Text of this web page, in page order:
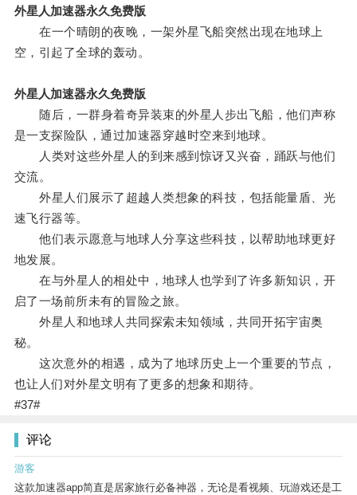
外星人加速器永久免费版
在一个晴朗的夜晚，一架外星飞船突然出现在地球上
空，引起了全球的轰动。
外星人加速器永久免费版
随后，一群身着奇异装束的外星人步出飞船，他们声称
是一支探险队，通过加速器穿越时空来到地球。
人类对这些外星人的到来感到惊讶又兴奋，踊跃与他们
交流。
外星人们展示了超越人类想象的科技，包括能量盾、光
速飞行器等。
他们表示愿意与地球人分享这些科技，以帮助地球更好
地发展。
在与外星人的相处中，地球人也学到了许多新知识，开
启了一场前所未有的冒险之旅。
外星人和地球人共同探索未知领域，共同开拓宇宙奥
秘。
这次意外的相遇，成为了地球历史上一个重要的节点，
也让人们对外星文明有了更多的想象和期待。
#37#
评论
游客
这款加速器app简直是居家旅行必备神器，无论是看视频、玩游戏还是工